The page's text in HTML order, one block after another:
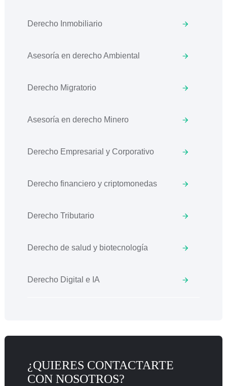
Derecho Inmobiliario
Asesoría en derecho Ambiental
Derecho Migratorio
Asesoría en derecho Minero
Derecho Empresarial y Corporativo
Derecho financiero y criptomonedas
Derecho Tributario
Derecho de salud y biotecnología
Derecho Digital e IA
¿QUIERES CONTACTARTE
CON NOSOTROS?